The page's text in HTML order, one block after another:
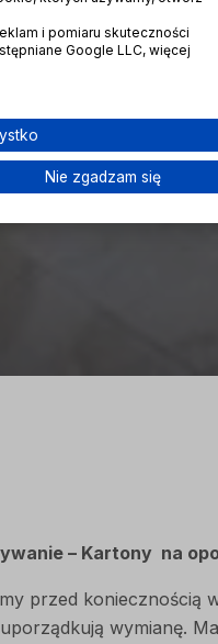
– Kartony na
przed
wymianę.
i pomiaru skuteczności
Google LLC, więcej
Nie zgadzam się